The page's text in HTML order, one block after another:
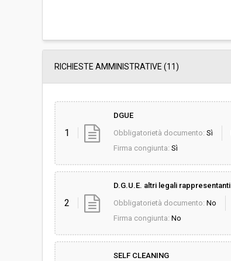
RICHIESTE AMMINISTRATIVE (11)
1
DGUE
Obbligatorietà documento: Sì
Firma congiunta: Sì
2
D.G.U.E. altri legali rappresentanti
Obbligatorietà documento: No
Firma congiunta: No
SELF CLEANING